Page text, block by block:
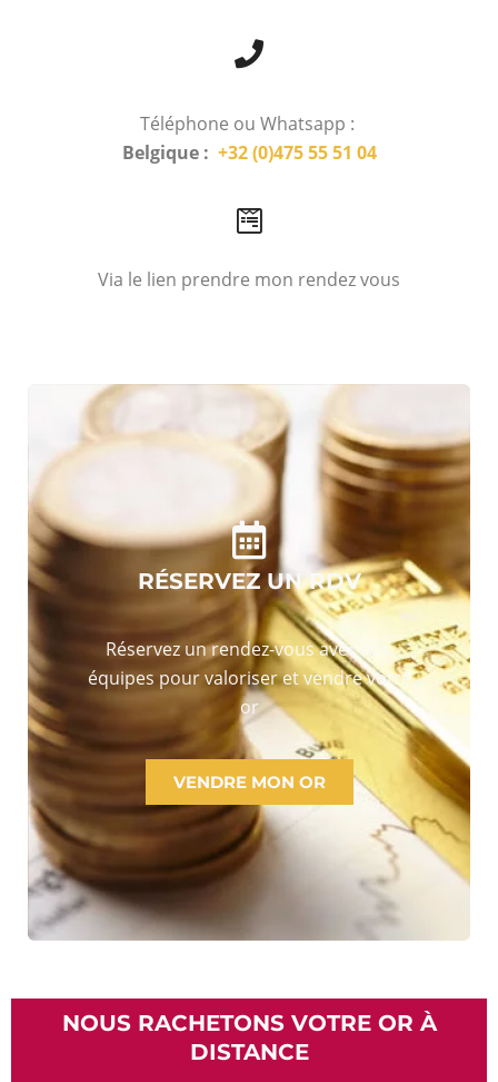
Téléphone ou Whatsapp :
Belgique : +32 (0)475 55 51 04
Via le lien prendre mon rendez vous
RÉSERVEZ UN RDV
Réservez un rendez-vous avec nos
équipes pour valoriser et vendre votre
or
VENDRE MON OR
NOUS RACHETONS VOTRE OR À
DISTANCE